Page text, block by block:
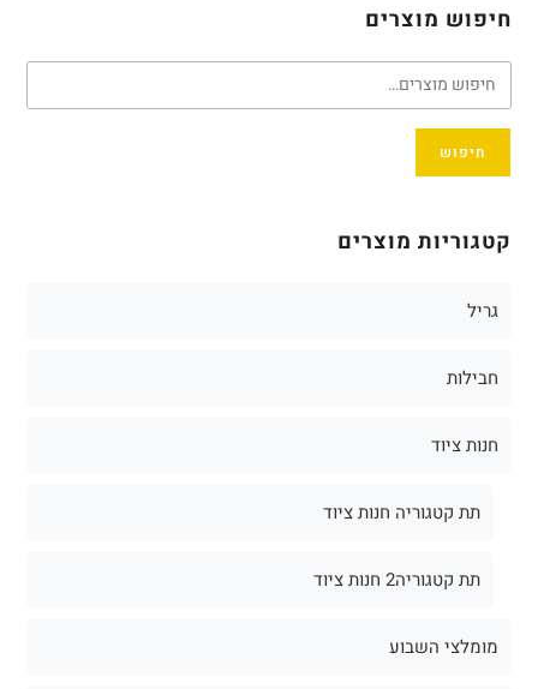
חיפוש מוצרים
חיפוש
קטגוריות מוצרים
גריל
חבילות
חנות ציוד
תת קטגוריה חנות ציוד
תת קטגוריה2 חנות ציוד
מומלצי השבוע